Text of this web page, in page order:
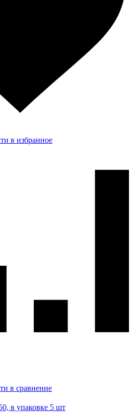
в избранное
в сравнение
в упаковке 5 шт